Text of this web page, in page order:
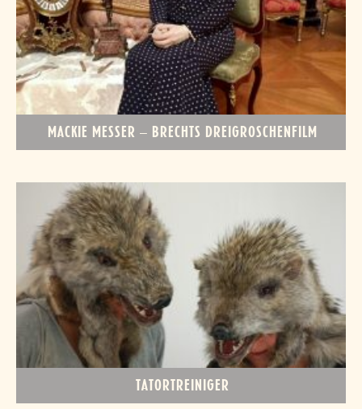
MACKIE MESSER – BRECHTS DREIGROSCHENFILM
TATORTREINIGER